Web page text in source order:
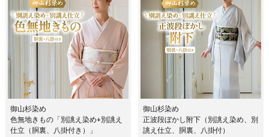
御山杉染め
色無地きもの「別誂え染め+別誂え
仕立（胴裏、八掛付き）」
御山杉染め
正波段ぼかし附下（別誂え染め、別
誂え仕立、胴裏、八掛付）